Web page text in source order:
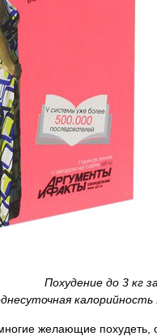
Похудение до 3 кг
калорийность
желающие похудеть,